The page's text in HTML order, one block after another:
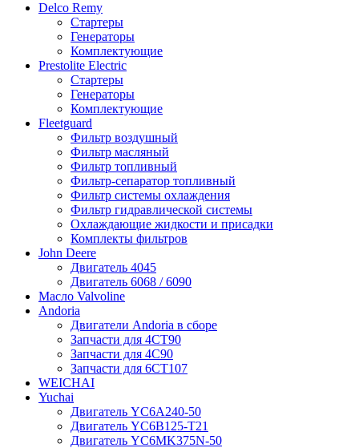
Delco Remy
Стартеры
Генераторы
Комплектующие
Prestolite Electric
Стартеры
Генераторы
Комплектующие
Fleetguard
Фильтр воздушный
Фильтр масляный
Фильтр топливный
Фильтр-сепаратор топливный
Фильтр системы охлаждения
Фильтр гидравлической системы
Охлаждающие жидкости и присадки
Комплекты фильтров
John Deere
Двигатель 4045
Двигатель 6068 / 6090
Масло Valvoline
Andoria
Двигатели Andoria в сборе
Запчасти для 4CT90
Запчасти для 4С90
Запчасти для 6CT107
WEICHAI
Yuchai
Двигатель YC6A240-50
Двигатель YC6B125-T21
Двигатель YC6MK375N-50